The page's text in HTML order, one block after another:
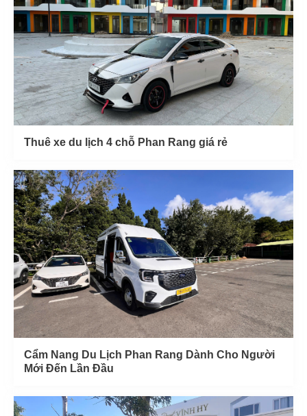
Thuê xe du lịch 4 chỗ Phan Rang giá rẻ
Cẩm Nang Du Lịch Phan Rang Dành Cho Người
Mới Đến Lần Đầu